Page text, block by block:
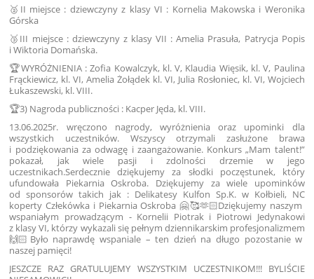
🥈II miejsce : dziewczyny z klasy VI : Kornelia Makowska i Weronika
Górska
🥉III miejsce : dziewczyny z klasy VII : Amelia Prasuła, Patrycja Popis
i Wiktoria Domańska.
🏆WYRÓŻNIENIA : Zofia Kowalczyk, kl. V, Klaudia Więsik, kl. V, Paulina
Frąckiewicz, kl. VI, Amelia Żołądek kl. VI, Julia Rosłoniec, kl. VI, Wojciech
Łukaszewski, kl. VIII.
🏆3) Nagroda publiczności : Kacper Jęda, kl. VIII.
13.06.2025r. wręczono nagrody, wyróżnienia oraz upominki dla
wszystkich uczestników. Wszyscy otrzymali zasłużone brawa
i podziękowania za odwagę i zaangażowanie. Konkurs „Mam talent!”
pokazał, jak wiele pasji i zdolności drzemie w jego
uczestnikach.Serdecznie dziękujemy za słodki poczęstunek, który
ufundowała Piekarnia Oskroba. Dziękujemy za wiele upominków
od sponsorów takich jak : Delikatesy Kulfon Sp.K. w Kołbieli, NC
koperty Człekówka i Piekarnia Oskroba 🤗🥰🫶🏻Dziękujemy naszym
wspaniałym prowadzącym - Kornelii Piotrak i Piotrowi Jedynakowi
z klasy VI, którzy wykazali się pełnym dziennikarskim profesjonalizmem
🙌🏻Było naprawdę wspaniale – ten dzień na długo pozostanie w
naszej pamięci!
JESZCZE RAZ GRATULUJEMY WSZYSTKIM UCZESTNIKOM!!! BYLIŚCIE